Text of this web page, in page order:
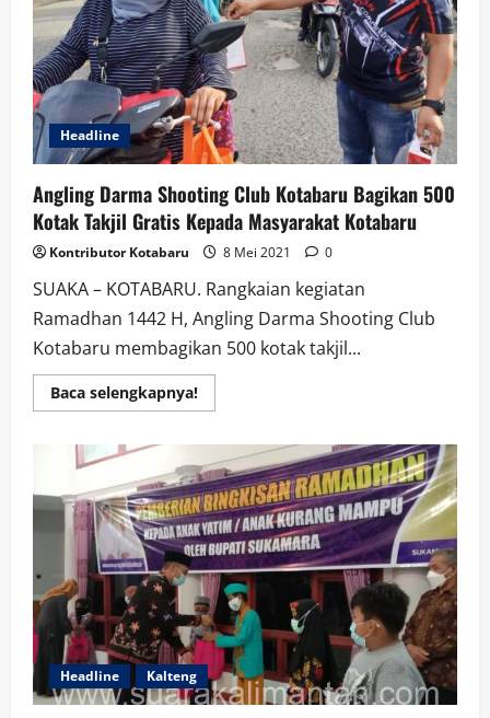
Ke
Masyarakat;
Dimasa
Pandemi
Covid-
19
Headline
Angling Darma Shooting Club Kotabaru Bagikan 500
Kotak Takjil Gratis Kepada Masyarakat Kotabaru
Kontributor Kotabaru 8 Mei 2021 0
SUAKA – KOTABARU. Rangkaian kegiatan
Ramadhan 1442 H, Angling Darma Shooting Club
Kotabaru membagikan 500 kotak takjil...
Baca selengkapnya!Read
more
Darma
Shooting
Club
Kotabaru
Bagikan
500
Kotak
Takjil
Gratis
Kepada
Masyarakat
Kotabaru
Headline Kalteng